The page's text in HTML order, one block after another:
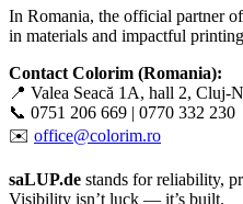
In Romania, the official partner of
in materials and impactful
Contact Colorim (Romania):
📍 Valea Seacă 1A, hall 2, Cluj-
📞 0751 206 669 | 0770 332 230
✉️ office@colorim.ro
saLUP.de stands for reliability,
Visibility isn’t luck — it’s built.